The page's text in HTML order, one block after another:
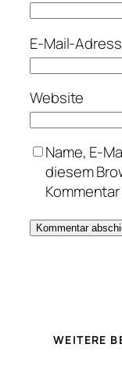
E-Mail-
Website
Name, E-
diesem
WEITERE